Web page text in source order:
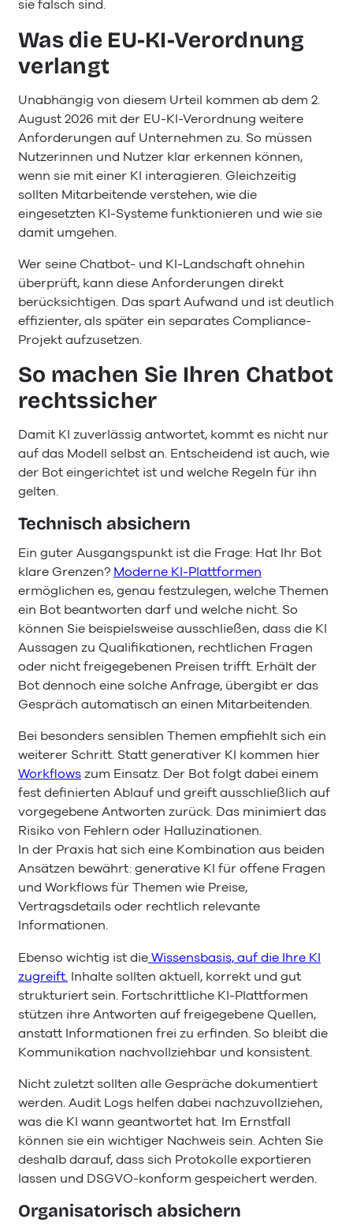
sie falsch sind.
Was die EU-KI-Verordnung
verlangt
Unabhängig von diesem Urteil kommen ab dem 2.
August 2026 mit der EU-KI-Verordnung weitere
Anforderungen auf Unternehmen zu. So müssen
Nutzerinnen und Nutzer klar erkennen können,
wenn sie mit einer KI interagieren. Gleichzeitig
sollten Mitarbeitende verstehen, wie die
eingesetzten KI-Systeme funktionieren und wie sie
damit umgehen.
Wer seine Chatbot- und KI-Landschaft ohnehin
überprüft, kann diese Anforderungen direkt
berücksichtigen. Das spart Aufwand und ist deutlich
effizienter, als später ein separates Compliance-
Projekt aufzusetzen.
So machen Sie Ihren Chatbot
rechtssicher
Damit KI zuverlässig antwortet, kommt es nicht nur
auf das Modell selbst an. Entscheidend ist auch, wie
der Bot eingerichtet ist und welche Regeln für ihn
gelten.
Technisch absichern
Ein guter Ausgangspunkt ist die Frage: Hat Ihr Bot
klare Grenzen? Moderne KI-Plattformen
ermöglichen es, genau festzulegen, welche Themen
ein Bot beantworten darf und welche nicht. So
können Sie beispielsweise ausschließen, dass die KI
Aussagen zu Qualifikationen, rechtlichen Fragen
oder nicht freigegebenen Preisen trifft. Erhält der
Bot dennoch eine solche Anfrage, übergibt er das
Gespräch automatisch an einen Mitarbeitenden.
Bei besonders sensiblen Themen empfiehlt sich ein
weiterer Schritt. Statt generativer KI kommen hier
Workflowszum Einsatz. Der Bot folgt dabei einem
fest definierten Ablauf und greift ausschließlich auf
vorgegebene Antworten zurück. Das minimiert das
Risiko von Fehlern oder Halluzinationen.
In der Praxis hat sich eine Kombination aus beiden
Ansätzen bewährt: generative KI für offene Fragen
und Workflows für Themen wie Preise,
Vertragsdetails oder rechtlich relevante
Informationen.
Ebenso wichtig ist dieWissensbasis, auf die Ihre KI
zugreift. Inhalte sollten aktuell, korrekt und gut
strukturiert sein. Fortschrittliche KI-Plattformen
stützen ihre Antworten auf freigegebene Quellen,
anstatt Informationen frei zu erfinden. So bleibt die
Kommunikation nachvollziehbar und konsistent.
Nicht zuletzt sollten alle Gespräche dokumentiert
werden. Audit Logs helfen dabei nachzuvollziehen,
was die KI wann geantwortet hat. Im Ernstfall
können sie ein wichtiger Nachweis sein. Achten Sie
deshalb darauf, dass sich Protokolle exportieren
lassen und DSGVO-konform gespeichert werden.
Organisatorisch absichern